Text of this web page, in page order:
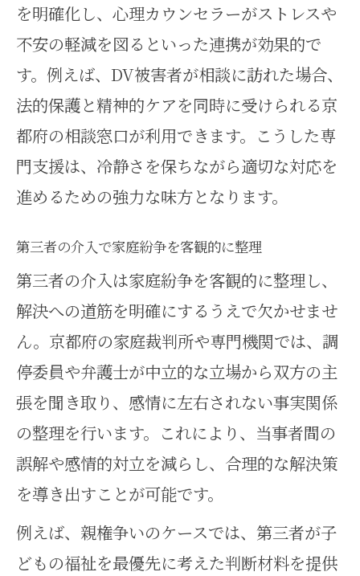
を明確化し、心理カウンセラーがストレスや
不安の軽減を図るといった連携が効果的で
す。例えば、DV被害者が相談に訪れた場合、
法的保護と精神的ケアを同時に受けられる京
都府の相談窓口が利用できます。こうした専
門支援は、冷静さを保ちながら適切な対応を
進めるための強力な味方となります。
第三者の介入で家庭紛争を客観的に整理
第三者の介入は家庭紛争を客観的に整理し、
解決への道筋を明確にするうえで欠かせませ
ん。京都府の家庭裁判所や専門機関では、調
停委員や弁護士が中立的な立場から双方の主
張を聞き取り、感情に左右されない事実関係
の整理を行います。これにより、当事者間の
誤解や感情的対立を減らし、合理的な解決策
を導き出すことが可能です。
例えば、親権争いのケースでは、第三者が子
どもの福祉を最優先に考えた判断材料を提供